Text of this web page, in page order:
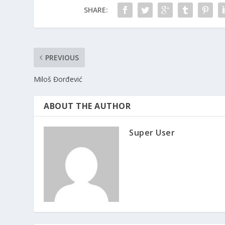
SHARE:
PREVIOUS
Miloš Đorđević
ABOUT THE AUTHOR
Super User